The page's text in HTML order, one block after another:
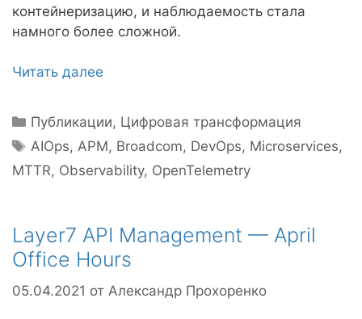
контейнеризацию, и наблюдаемость стала
намного более сложной.
Читать далее
Рубрики
Публикации, Цифровая трансформация
Метки
AIOps,APM, Broadcom, DevOps, Microservices,
MTTR, Observability, OpenTelemetry
Layer7 API Management — April
Office Hours
05.04.2021 от Александр Прохоренко